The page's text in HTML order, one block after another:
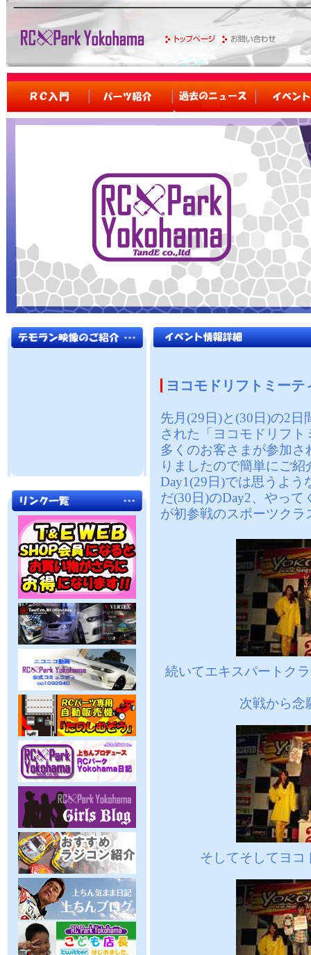
ヨコモドリフトミーテ
先月(29日)と(30日)の2
された「ヨコモドリフ
多くのお客さまが参加
りましたので簡単にご
Day1(29日)では思うよ
だ(30日)のDay2、やっ
が初参戦のスポーツクラ
続いてエキスパートク
次戦から念
そしてそしてヨ